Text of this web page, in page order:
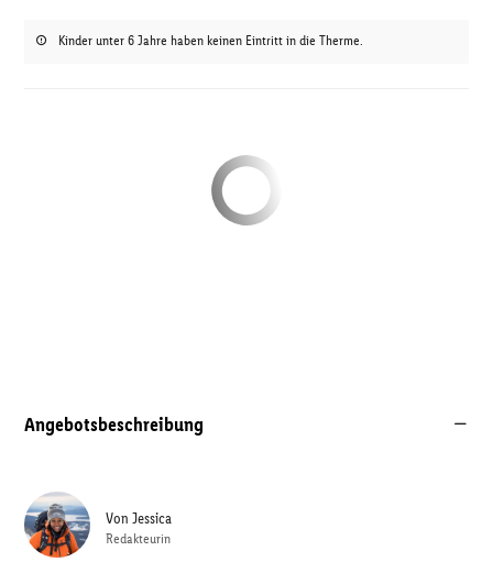
Kinder unter 6 Jahre haben keinen Eintritt in die Therme.
Angebotsbeschreibung
Von Jessica
Redakteurin